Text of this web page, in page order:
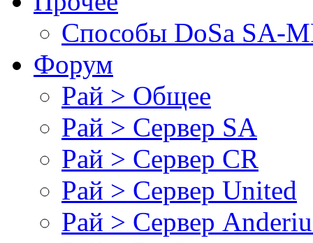
Cпособы DoSа SA-
Форум
Рай > Общее
Рай > Сервер SA
Рай > Сервер CR
Рай > Сервер United
Рай > Сервер